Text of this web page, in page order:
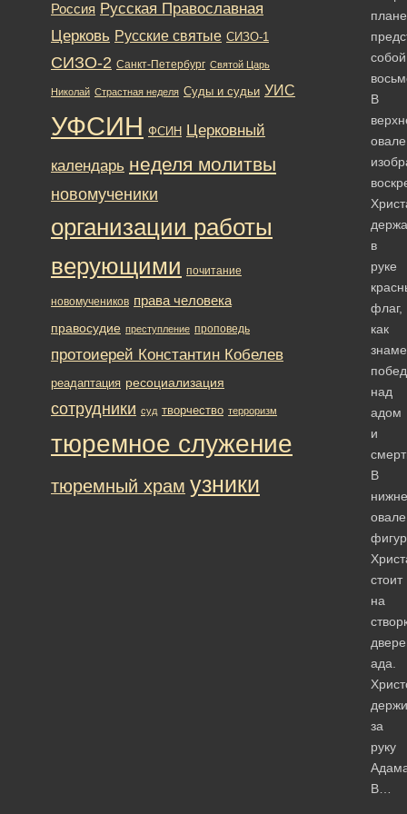
плане
собой
В
овале
в
руке
флаг,
как
над
адом
и
В
овале
стоит
на
ада.
за
руку
В…
Россия Русская Православная
Церковь Русские святые СИЗО-1
СИЗО-2 Санкт-Петербург Святой Царь
Николай Страстная неделя Суды и судьи УИС
УФСИН ФСИН Церковный
календарь неделя молитвы
новомученики
организации работы
верующими почитание
новомучеников права человека
правосудие преступление проповедь
протоиерей Константин Кобелев
реадаптация ресоциализация
сотрудники суд творчество терроризм
тюремное служение
тюремный храм узники